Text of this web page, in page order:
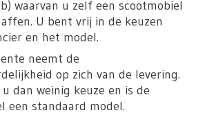
waarvan u zelf een scootmobiel
U bent vrij in de keuzen
en het model.
neemt de
op zich van de levering.
dan weinig keuze en is de
een standaard model.